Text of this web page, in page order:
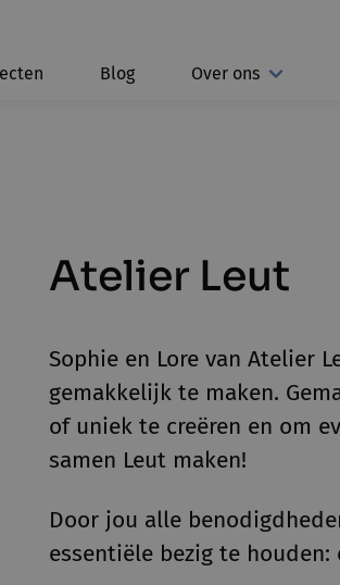
Blog Over ons
Atelier Leut
Sophie en Lore van Atelier
gemakkelijk te maken.
of uniek te creëren en om
samen Leut maken!
Door jou alle
essentiële bezig te houden: